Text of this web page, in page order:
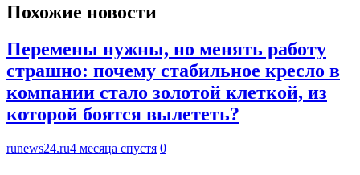
Похожие новости
Перемены нужны, но менять работу
страшно: почему стабильное кресло в
компании стало золотой клеткой, из
которой боятся вылететь?
runews24.ru4 месяца спустя 0